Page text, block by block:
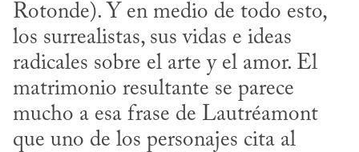
Rotonde). Y en medio de todo esto,
los surrealistas, sus vidas e ideas
radicales sobre el arte y el amor. El
matrimonio resultante se parece
mucho a esa frase de Lautréamont
que uno de los personajes cita al